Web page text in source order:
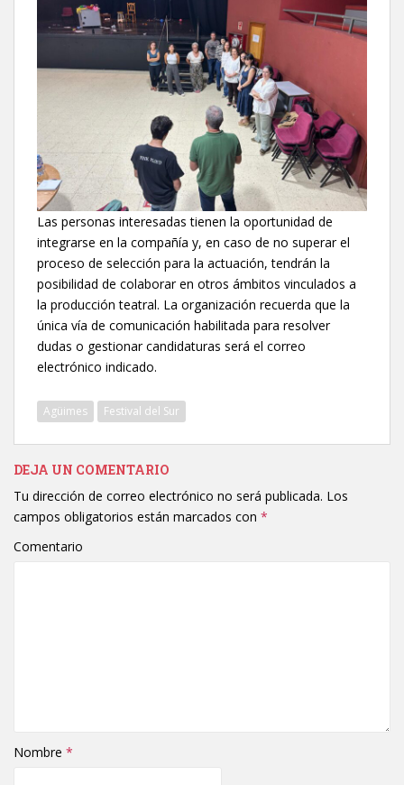
Las personas interesadas tienen la oportunidad de
integrarse en la compañía y, en caso de no superar el
proceso de selección para la actuación, tendrán la
posibilidad de colaborar en otros ámbitos vinculados a
la producción teatral. La organización recuerda que la
única vía de comunicación habilitada para resolver
dudas o gestionar candidaturas será el correo
electrónico indicado.
Agüimes Festival del Sur
DEJA UN COMENTARIO
Tu dirección de correo electrónico no será publicada. Los
campos obligatorios están marcados con *
Comentario
Nombre *